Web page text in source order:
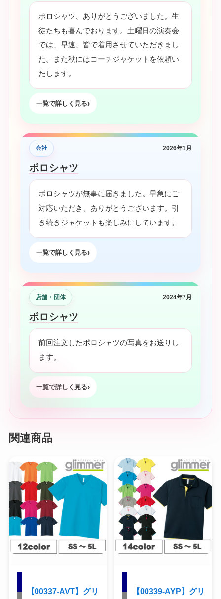
ポロシャツ、ありがとうございました。生
徒たちも喜んでおります。土曜日の演奏会
では、早速、皆で着用させていただきまし
た。また秋にはコーチジャケットを依頼い
たします。
一覧で詳しく見る
会社 2026年1月
ポロシャツ
ポロシャツが無事に届きました。早急にご
対応いただき、ありがとうございます。引
き続きジャケットも楽しみにしています。
一覧で詳しく見る
店舗・団体 2024年7月
ポロシャツ
前回注文したポロシャツの写真をお送りし
ます。
一覧で詳しく見る
関連商品
【00337-AVT】グリ 【00339-AYP】グリ